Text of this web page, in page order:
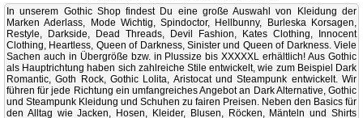
In unserem Gothic Shop findest Du eine große Auswahl von Kleidung der
Marken Aderlass, Mode Wichtig, Spindoctor, Hellbunny, Burleska Korsagen,
Restyle, Darkside, Dead Threads, Devil Fashion, Kates Clothing, Innocent
Clothing, Heartless, Queen of Darkness, Sinister und Queen of Darkness. Viele
Sachen auch in Übergröße bzw. in Plussize bis XXXXXL erhältlich! Aus Gothic
als Hauptrichtung haben sich zahlreiche Stile entwickelt, wie zum Beispiel Dark
Romantic, Goth Rock, Gothic Lolita, Aristocat und Steampunk entwickelt. Wir
führen für jede Richtung ein umfangreiches Angebot an Dark Alternative, Gothic
und Steampunk Kleidung und Schuhen zu fairen Preisen. Neben den Basics für
den Alltag wie Jacken, Hosen, Kleider, Blusen, Röcken, Mänteln und Shirts